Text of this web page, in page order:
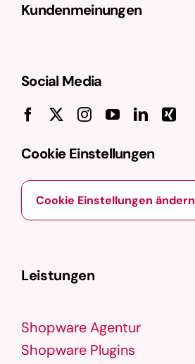
Kundenmeinungen
Social Media
Cookie Einstellungen
Cookie Einstellungen ändern
Leistungen
Shopware Agentur
Shopware Plugins